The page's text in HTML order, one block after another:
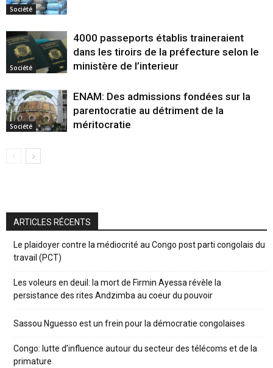
Société
Société
4000 passeports établis traineraient
dans les tiroirs de la préfecture selon le
ministère de l’interieur
Société
ENAM: Des admissions fondées sur la
parentocratie au détriment de la
méritocratie
ARTICLES RÉCENTS
Le plaidoyer contre la médiocrité au Congo post parti congolais du
travail (PCT)
Les voleurs en deuil: la mort de Firmin Ayessa révèle la
persistance des rites Andzimba au coeur du pouvoir
Sassou Nguesso est un frein pour la démocratie congolaises
Congo: lutte d’influence autour du secteur des télécoms et de la
primature